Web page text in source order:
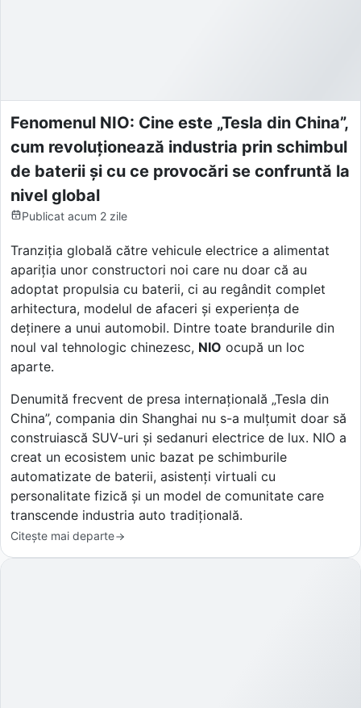
Fenomenul NIO: Cine este „Tesla din China”,
cum revoluționează industria prin schimbul
de baterii și cu ce provocări se confruntă la
nivel global
Publicat acum 2 zile
Tranziția globală către vehicule electrice a alimentat
apariția unor constructori noi care nu doar că au
adoptat propulsia cu baterii, ci au regândit complet
arhitectura, modelul de afaceri și experiența de
deținere a unui automobil. Dintre toate brandurile din
noul val tehnologic chinezesc, NIO ocupă un loc
aparte.
Denumită frecvent de presa internațională „Tesla din
China”, compania din Shanghai nu s-a mulțumit doar să
construiască SUV-uri și sedanuri electrice de lux. NIO a
creat un ecosistem unic bazat pe schimburile
automatizate de baterii, asistenți virtuali cu
personalitate fizică și un model de comunitate care
transcende industria auto tradițională.
Citește mai departe